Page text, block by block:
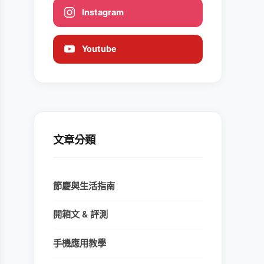
Instagram
Youtube
文章分類
節慶與生活指南
開箱文 & 評測
手機應用教學